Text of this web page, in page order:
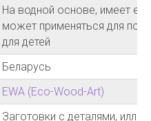
На водной основе, имеет
может применяться для
для детей
Беларусь
EWA (Eco-Wood-Art)
Заготовки с деталями,